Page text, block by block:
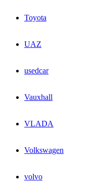
Toyota
UAZ
usedcar
Vauxhall
VLADA
Volkswagen
volvo